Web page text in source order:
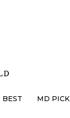
BEST MD PICK